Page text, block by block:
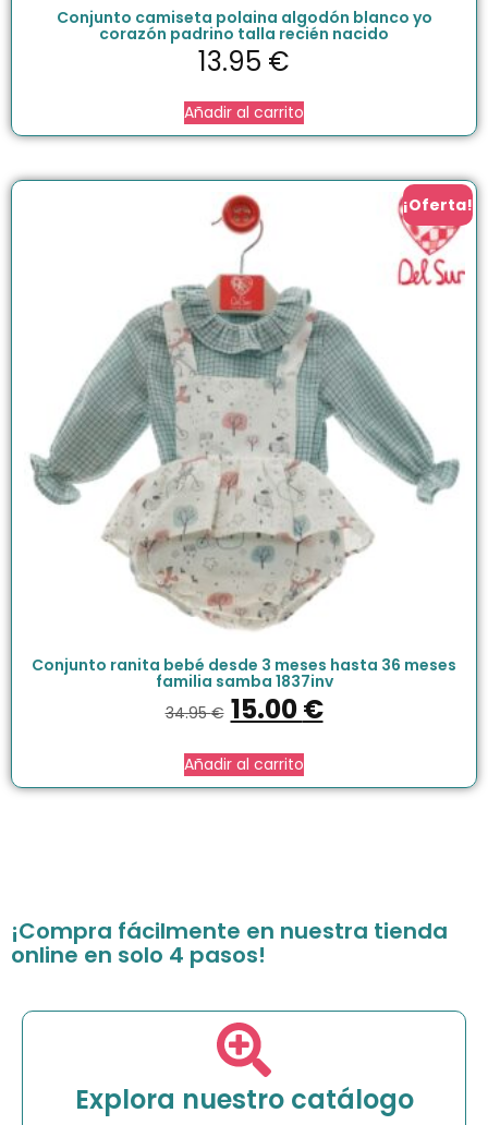
Conjunto camiseta polaina algodón blanco yo
corazón padrino talla recién nacido
13.95 €
Añadir al carrito
¡Oferta!
Conjunto ranita bebé desde 3 meses hasta 36 meses
familia samba 1837inv
34.95€ 15.00€
Añadir al carrito
¡Compra fácilmente en nuestra tienda
online en solo 4 pasos!
Explora nuestro catálogo